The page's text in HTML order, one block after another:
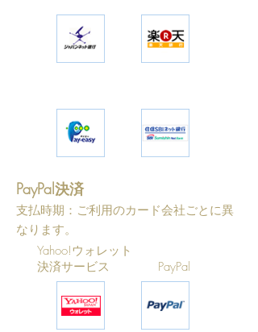
PayPal決済
支払時期：ご利用のカード会社ごとに異
なります。
Yahoo!ウォレット
決済サービス PayPal